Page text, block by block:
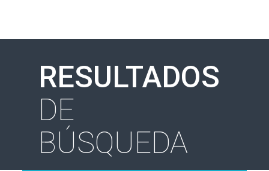
RESULTADOS
DE
BÚSQUEDA